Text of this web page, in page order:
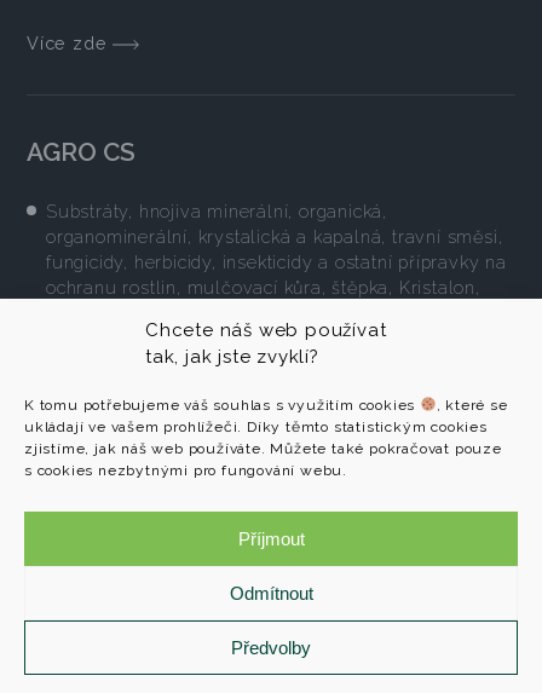
Chcete náš web používat
tak, jak jste zvyklí?
K tomu potřebujeme váš souhlas s využitím cookies
, které se
ukládají ve vašem prohlížeči. Díky těmto statistickým cookies
zjistíme, jak náš web používáte. Můžete také pokračovat pouze
s cookies nezbytnými pro fungování webu.
Příjmout
Odmítnout
Předvolby
Více zde
AGRO CS
Substráty, hnojiva minerální, organická,
organominerální, krystalická a kapalná, travní směsi,
fungicidy, herbicidy, insekticidy a ostatní přípravky na
ochranu rostlin, mulčovací kůra, štěpka, Kristalon,
výrobků pro ekologicky šetrné pěstování.
Více zde
+420 491 457 111
Reference